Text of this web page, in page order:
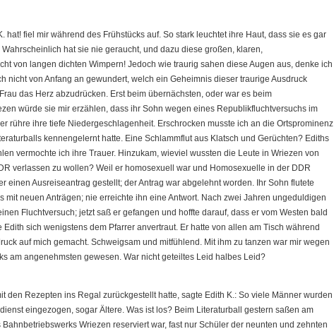
hat! fiel mir während des Frühstücks auf. So stark leuchtet ihre Haut, dass sie es gar
hat sie nie geraucht, und dazu diese großen, klaren,
von langen dichten Wimpern! Jedoch wie traurig sahen diese Augen aus, denke ich
nicht von Anfang an gewundert, welch ein Geheimnis dieser traurige Ausdruck
das Herz abzudrücken. Erst beim übernächsten, oder war es beim
würde sie mir erzählen, dass ihr Sohn wegen eines Republikfluchtversuchs im
rühre ihre tiefe Niedergeschlagenheit. Erschrocken musste ich an die Ortsprominenz
kennengelernt hatte. Eine Schlammflut aus Klatsch und Gerüchten? Ediths
vermochte ich ihre Trauer. Hinzukam, wieviel wussten die Leute in Wriezen von
verlassen zu wollen? Weil er homosexuell war und Homosexuelle in der DDR
einen Ausreiseantrag gestellt; der Antrag war abgelehnt worden. Ihr Sohn flutete
mit neuen Anträgen; nie erreichte ihn eine Antwort. Nach zwei Jahren ungeduldigen
Fluchtversuch; jetzt saß er gefangen und hoffte darauf, dass er vom Westen bald
sich wenigstens dem Pfarrer anvertraut. Er hatte von allen am Tisch während
auf mich gemacht. Schweigsam und mitfühlend. Mit ihm zu tanzen war mir wegen
am angenehmsten gewesen. War nicht geteiltes Leid halbes Leid?
den Rezepten ins Regal zurückgestellt hatte, sagte Edith K.: So viele Männer wurden
eingezogen, sogar Ältere. Was ist los? Beim Literaturball gestern saßen am
Wriezen reserviert war, fast nur Schüler der neunten und zehnten